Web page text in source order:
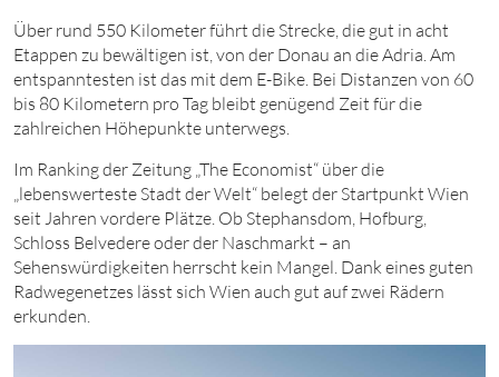
Über rund 550 Kilometer führt die Strecke, die gut in acht
Etappen zu bewältigen ist, von der Donau an die Adria. Am
entspanntesten ist das mit dem E-Bike. Bei Distanzen von 60
bis 80 Kilometern pro Tag bleibt genügend Zeit für die
zahlreichen Höhepunkte unterwegs.
Im Ranking der Zeitung „The Economist“ über die
„lebenswerteste Stadt der Welt“ belegt der Startpunkt Wien
seit Jahren vordere Plätze. Ob Stephansdom, Hofburg,
Schloss Belvedere oder der Naschmarkt – an
Sehenswürdigkeiten herrscht kein Mangel. Dank eines guten
Radwegenetzes lässt sich Wien auch gut auf zwei Rädern
erkunden.